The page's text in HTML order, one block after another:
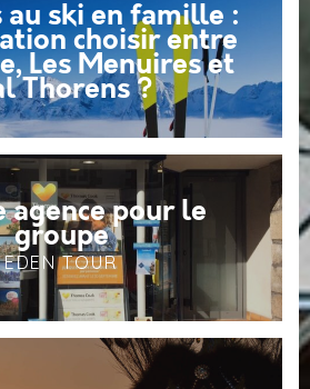
au ski en famille :
choisir entre
Les Menuires et
Thorens ?
agence pour le
groupe
EDEN TOUR